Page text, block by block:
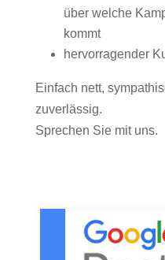
über welche
kommt
hervorragender
Einfach nett,
zuverlässig.
Sprechen Sie mit uns.